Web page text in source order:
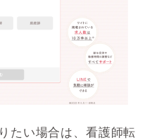
たい場合は、看護師転